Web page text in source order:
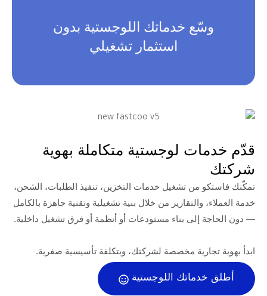
خدماتك اللوجستية بدون
استثمار تشغيلي
لوجستية متكاملة بهوية
من تشغيل خدمات التخزين، تنفيذ الطلبات، الشحن،
من خلال بنية تشغيلية وتقنية جاهزة بالكامل
بناء مستودعات أو أنظمة أو فرق تشغيل داخلية.
مخصصة لشركتك، وبتكلفة تأسيسية صفرية.
اللوجستية